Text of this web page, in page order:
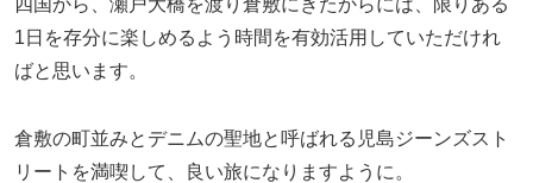
四国から、瀬戸大橋を渡り倉敷にきたからには、限りある
1日を存分に楽しめるよう時間を有効活用していただけれ
ばと思います。
倉敷の町並みとデニムの聖地と呼ばれる児島ジーンズスト
リートを満喫して、良い旅になりますように。